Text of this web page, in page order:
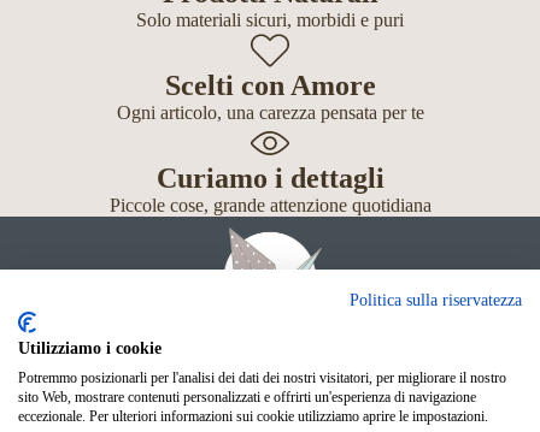
Solo materiali sicuri, morbidi e puri
Scelti con Amore
Ogni articolo, una carezza pensata per te
Curiamo i dettagli
Piccole cose, grande attenzione quotidiana
Giochi
Neonato
Politica sulla riservatezza
Utilizziamo i cookie
Potremmo posizionarli per l'analisi dei dati dei nostri visitatori, per migliorare il nostro
sito Web, mostrare contenuti personalizzati e offrirti un'esperienza di navigazione
eccezionale. Per ulteriori informazioni sui cookie utilizziamo aprire le impostazioni.